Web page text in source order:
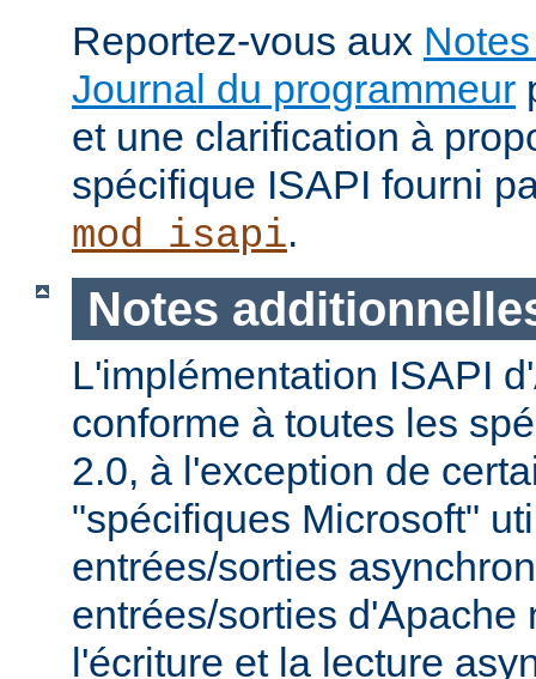
Reportez-vous aux
Journal du programmeur
et une clarification à
spécifique ISAPI fourni
mod_isapi.
Notes
L'implémentation ISAPI
conforme à toutes les
2.0, à l'exception de
"spécifiques Microsoft"
entrées/sorties
entrées/sorties d'Apache
l'écriture et la lecture